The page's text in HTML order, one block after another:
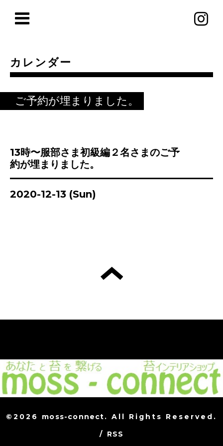
カレンダー
ご予約が埋まりました。
13時〜服部さま初級編２名さまのご予
約が埋まりました。
2020-12-13 (Sun)
©2026 moss-connect. All Rights Reserved.
/ RSS